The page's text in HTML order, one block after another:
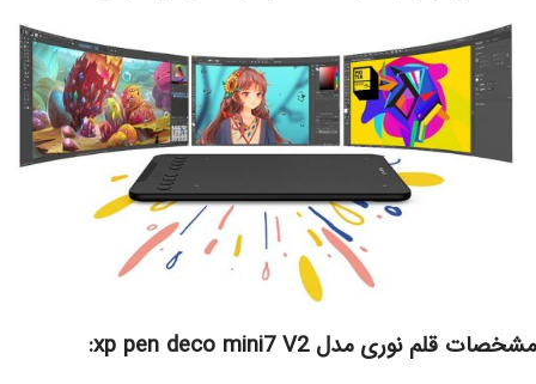
مشخصات قلم نوری مدل xp pen deco mini7 V2: